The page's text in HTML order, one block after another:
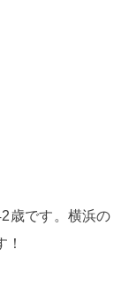
歳です。横浜の